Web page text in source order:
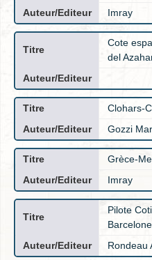
Imray
Cote
del
Clohars-
Gozzi
Grèce-
Imray
Pilote
Rondeau